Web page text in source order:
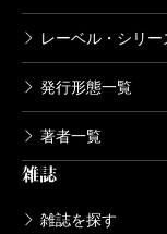
レーベル・シリー
発行形態一覧
著者一覧
雑誌
雑誌を探す